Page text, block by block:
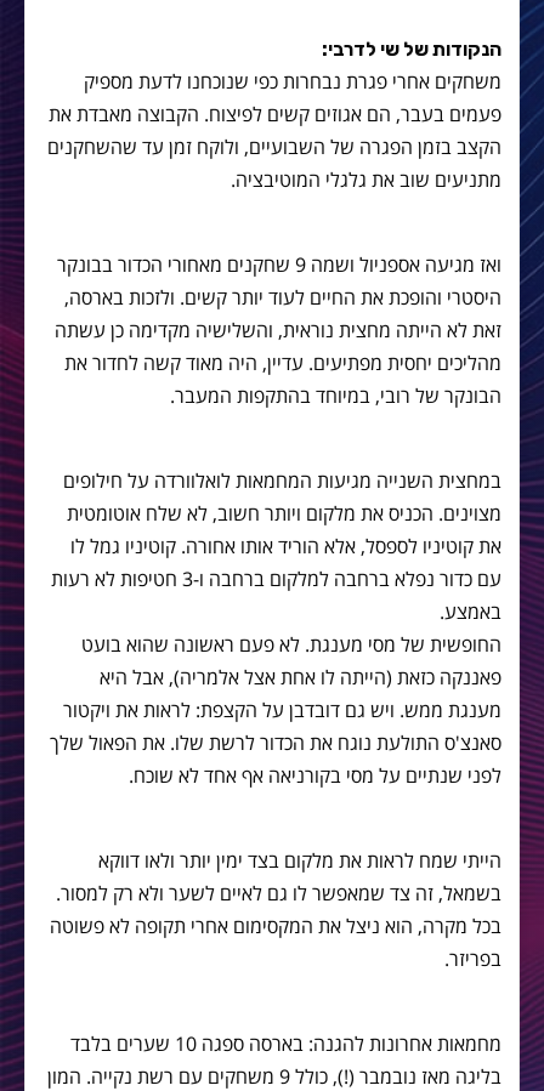
הנקודות של שי לדרבי:
משחקים אחרי פגרת נבחרות כפי שנוכחנו לדעת מספיק
פעמים בעבר, הם אגוזים קשים לפיצוח. הקבוצה מאבדת את
הקצב בזמן הפגרה של השבועיים, ולוקח זמן עד שהשחקנים
מתניעים שוב את גלגלי המוטיבציה.
ואז מגיעה אספניול ושמה 9 שחקנים מאחורי הכדור בבונקר
היסטרי והופכת את החיים לעוד יותר קשים. ולזכות בארסה,
זאת לא הייתה מחצית נוראית, והשלישיה מקדימה כן עשתה
מהליכים יחסית מפתיעים. עדיין, היה מאוד קשה לחדור את
הבונקר של רובי, במיוחד בהתקפות המעבר.
במחצית השנייה מגיעות המחמאות לואלוורדה על חילופים
מצוינים. הכניס את מלקום ויותר חשוב, לא שלח אוטומטית
את קוטיניו לספסל, אלא הוריד אותו אחורה. קוטיניו גמל לו
עם כדור נפלא ברחבה למלקום ברחבה ו-3 חטיפות לא רעות
באמצע.
החופשית של מסי מענגת. לא פעם ראשונה שהוא בועט
פאננקה כזאת (הייתה לו אחת אצל אלמריה), אבל היא
מענגת ממש. ויש גם דובדבן על הקצפת: לראות את ויקטור
סאנצ'ס התולעת נוגח את הכדור לרשת שלו. את הפאול שלך
לפני שנתיים על מסי בקורניאה אף אחד לא שוכח.
הייתי שמח לראות את מלקום בצד ימין יותר ולאו דווקא
בשמאל, זה צד שמאפשר לו גם לאיים לשער ולא רק למסור.
בכל מקרה, הוא ניצל את המקסימום אחרי תקופה לא פשוטה
בפריזר.
מחמאות אחרונות להגנה: בארסה ספגה 10 שערים בלבד
בליגה מאז נובמבר (!), כולל 9 משחקים עם רשת נקייה. המון